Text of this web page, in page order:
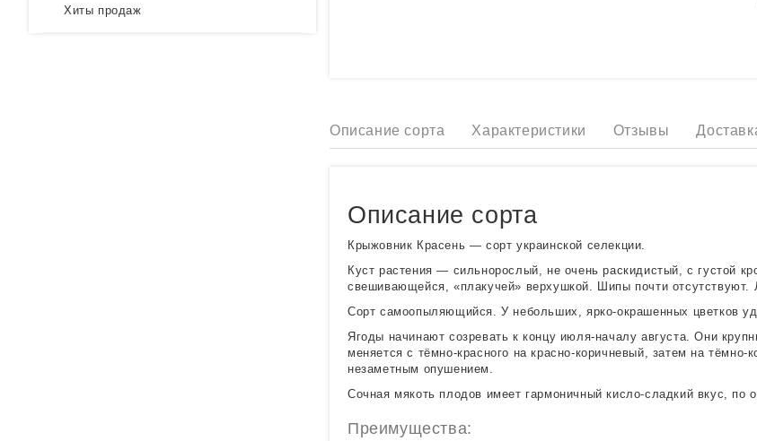
Хиты продаж
Описание сорта Характеристики Отзывы
Описание сорта
Крыжовник Красень — сорт украинской селекции.
Куст растения — сильнорослый, не очень раскидистый, с густой
свешивающейся, «плакучей» верхушкой. Шипы почти
Сорт самоопыляющийся. У небольших, ярко-окрашенных цветков
Ягоды начинают созревать к концу июля-началу августа. Они
меняется с тёмно-красного на красно-коричневый, затем на
незаметным опушением.
Сочная мякоть плодов имеет гармоничный кисло-сладкий вкус, по
Преимущества: